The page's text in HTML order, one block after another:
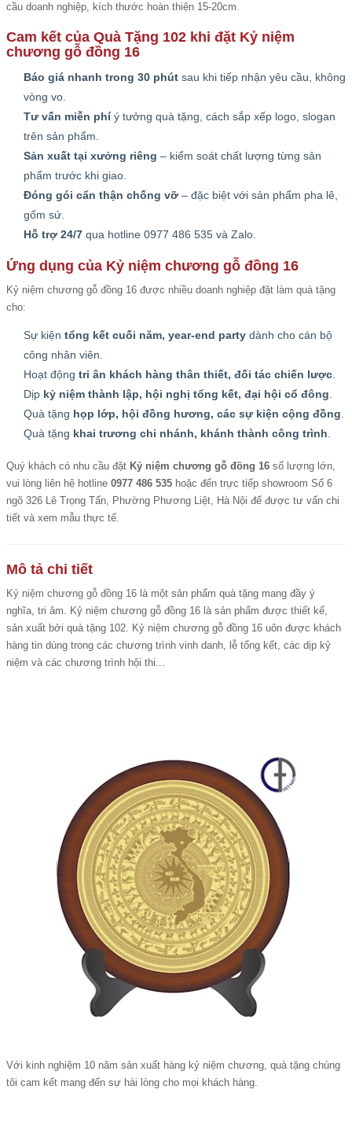
cầu doanh nghiệp, kích thước hoàn thiện 15-20cm.
Cam kết của Quà Tặng 102 khi đặt Kỷ niệm
chương gỗ đồng 16
Báo giá nhanh trong 30 phút sau khi tiếp nhận yêu cầu, không
vòng vo.
Tư vấn miễn phíý tưởng quà tặng, cách sắp xếp logo, slogan
trên sản phẩm.
Sản xuất tại xưởng riêng – kiểm soát chất lượng từng sản
phẩm trước khi giao.
Đóng gói cẩn thận chống vỡ – đặc biệt với sản phẩm pha lê,
gốm sứ.
Hỗ trợ 24/7 qua hotline 0977 486 535 và Zalo.
Ứng dụng của Kỷ niệm chương gỗ đồng 16
Kỷ niệm chương gỗ đồng 16 được nhiều doanh nghiệp đặt làm quà tặng
cho:
Sự kiện tổng kết cuối năm, year-end party dành cho cán bộ
công nhân viên.
Hoạt động tri ân khách hàng thân thiết, đối tác chiến lược
Dịp kỷ niệm thành lập, hội nghị tổng kết, đại hội cổ đông
Quà tặng họp lớp, hội đồng hương, các sự kiện cộng đồng
Quà tặng khai trương chi nhánh, khánh thành công trình
Quý khách có nhu cầu đặt Kỷ niệm chương gỗ đồng 16 số lượng lớn,
vui lòng liên hệ hotline 0977 486 535 hoặc đến trực tiếp showroom Số 6
ngõ 326 Lê Trọng Tấn, Phường Phương Liệt, Hà Nội để được tư vấn chi
tiết và xem mẫu thực tế.
Mô tả chi tiết
Kỷ niệm chương gỗ đồng 16 là một sản phẩm quà tặng mang đầy ý
nghĩa, tri âm. Kỷ niệm chương gỗ đồng 16 là sản phẩm được thiết kế,
sản xuất bởi quà tặng 102. Kỷ niệm chương gỗ đồng 16 uôn được khách
hàng tin dùng trong các chương trình vinh danh, lễ tổng kết, các dịp kỷ
niệm và các chương trình hội thi...
Với kinh nghiệm 10 năm sản xuất hàng kỷ niệm chương, quà tặng chúng
tôi cam kết mang đến sự hài lòng cho mọi khách hàng.